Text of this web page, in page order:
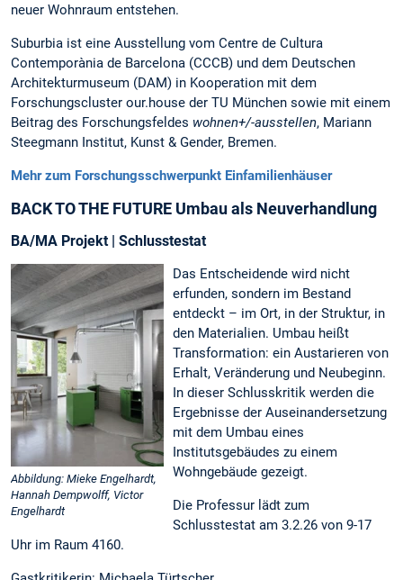
neuer Wohnraum entstehen.
Suburbia ist eine Ausstellung vom Centre de Cultura
Contemporània de Barcelona (CCCB) und dem Deutschen
Architekturmuseum (DAM) in Kooperation mit dem
Forschungscluster our.house der TU München sowie mit einem
Beitrag des Forschungsfeldes wohnen+/-ausstellen, Mariann
Steegmann Institut, Kunst & Gender, Bremen.
Mehr zum Forschungsschwerpunkt Einfamilienhäuser
BACK TO THE FUTURE Umbau als Neuverhandlung
BA/MA Projekt | Schlusstestat
Abbildung: Mieke Engelhardt,
Hannah Dempwolff, Victor
Engelhardt
Das Entscheidende wird nicht
erfunden, sondern im Bestand
entdeckt – im Ort, in der Struktur, in
den Materialien. Umbau heißt
Transformation: ein Austarieren von
Erhalt, Veränderung und Neubeginn.
In dieser Schlusskritik werden die
Ergebnisse der Auseinandersetzung
mit dem Umbau eines
Institutsgebäudes zu einem
Wohngebäude gezeigt.
Die Professur lädt zum
Schlusstestat am 3.2.26 von 9-17
Uhr im Raum 4160.